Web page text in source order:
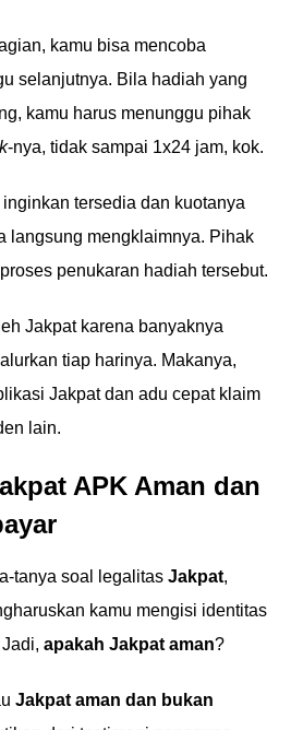
kamu bisa mencoba
selanjutnya. Bila hadiah yang
kamu harus menunggu pihak
-nya, tidak sampai 1x24 jam, kok.
tersedia dan kuotanya
langsung mengklaimnya. Pihak
penukaran hadiah tersebut.
Jakpat karena banyaknya
tiap harinya. Makanya,
Jakpat dan adu cepat klaim
lain.
APK Aman dan
tanya soal legalitas Jakpat,
kamu mengisi identitas
apakah Jakpat aman?
Jakpat aman dan bukan